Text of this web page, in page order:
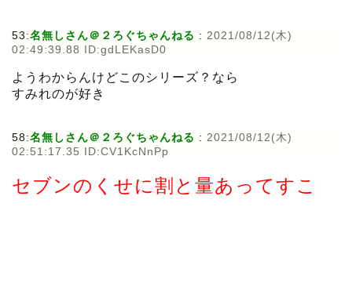
53:名無しさん＠２ろぐちゃんねる : 2021/08/12(木)
02:49:39.88 ID:gdLEKasD0
ようわからんけどこのシリーズ？なら
すみれのが好き
58:名無しさん＠２ろぐちゃんねる : 2021/08/12(木)
02:51:17.35 ID:CV1KcNnPp
セブンのくせに割と量あってすこ